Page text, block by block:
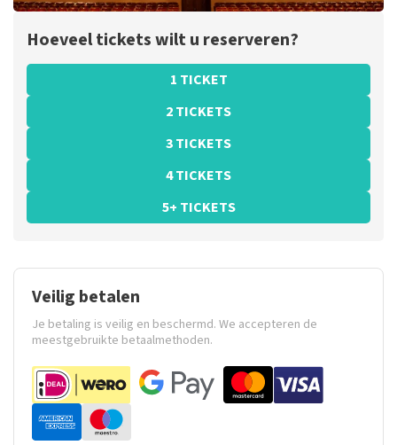
Hoeveel tickets wilt u reserveren?
1 TICKET
2 TICKETS
3 TICKETS
4 TICKETS
5+ TICKETS
Veilig betalen
Je betaling is veilig en beschermd. We accepteren de
meestgebruikte betaalmethoden.